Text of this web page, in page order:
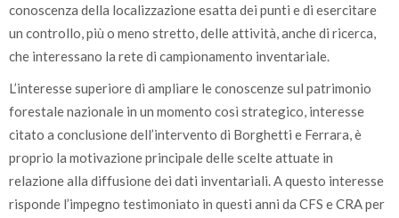
conoscenza della localizzazione esatta dei punti e di esercitare
un controllo, più o meno stretto, delle attività, anche di ricerca,
che interessano la rete di campionamento inventariale.
L’interesse superiore di ampliare le conoscenze sul patrimonio
forestale nazionale in un momento così strategico, interesse
citato a conclusione dell’intervento di Borghetti e Ferrara, è
proprio la motivazione principale delle scelte attuate in
relazione alla diffusione dei dati inventariali. A questo interesse
risponde l’impegno testimoniato in questi anni da CFS e CRA per